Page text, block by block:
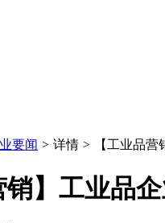
要闻 > 详情 > 【工业品营
销】工业品